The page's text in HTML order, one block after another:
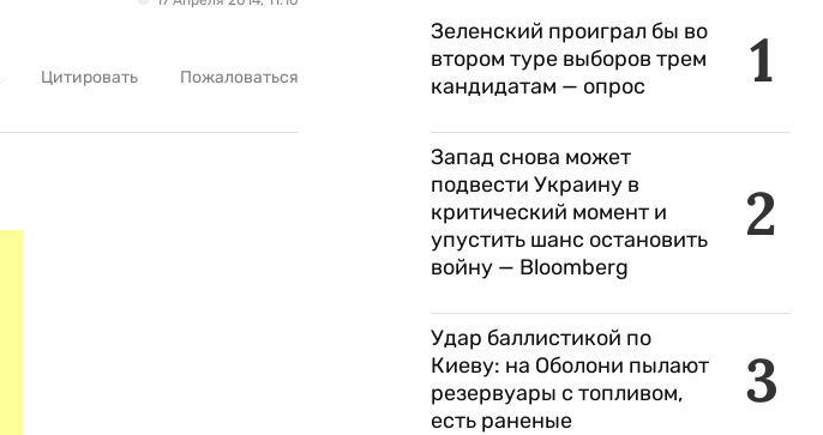
Цитировать Пожаловаться 1
Зеленский проиграл бы во
втором туре выборов трем
кандидатам — опрос
2
Запад снова может
подвести Украину в
критический момент и
упустить шанс остановить
войну — Bloomberg
3
Удар баллистикой по
Киеву: на Оболони пылают
резервуары с топливом,
есть раненые